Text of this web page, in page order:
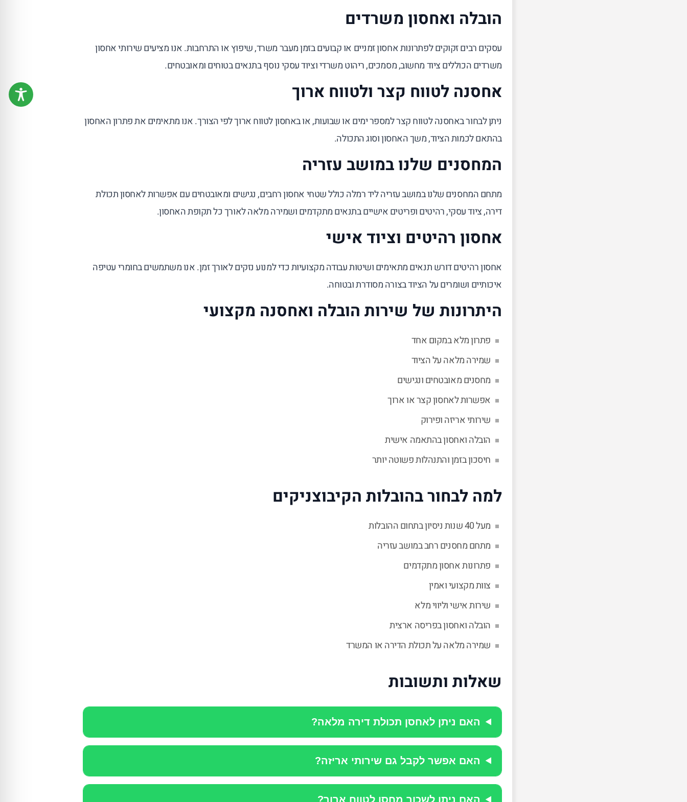
הובלה ואחסון משרדים
עסקים רבים זקוקים לפתרונות אחסון זמניים או קבועים בזמן מעבר משרד, שיפוץ או התרחבות. אנו מציעים שירותי אחסון
משרדים הכוללים ציוד מחשוב, מסמכים, ריהוט משרדי וציוד עסקי נוסף בתנאים בטוחים ומאובטחים.
אחסנה לטווח קצר ולטווח ארוך
ניתן לבחור באחסנה לטווח קצר למספר ימים או שבועות, או באחסון לטווח ארוך לפי הצורך. אנו מתאימים את פתרון האחסון
בהתאם לכמות הציוד, משך האחסון וסוג התכולה.
המחסנים שלנו במושב עזריה
מתחם המחסנים שלנו במושב עזריה ליד רמלה כולל שטחי אחסון רחבים, נגישים ומאובטחים עם אפשרות לאחסון תכולת
דירה, ציוד עסקי, רהיטים ופריטים אישיים בתנאים מתקדמים ושמירה מלאה לאורך כל תקופת האחסון.
אחסון רהיטים וציוד אישי
אחסון רהיטים דורש תנאים מתאימים ושיטות עבודה מקצועיות כדי למנוע נזקים לאורך זמן. אנו משתמשים בחומרי עטיפה
איכותיים ושומרים על הציוד בצורה מסודרת ובטוחה.
היתרונות של שירות הובלה ואחסנה מקצועי
פתרון מלא במקום אחד
שמירה מלאה על הציוד
מחסנים מאובטחים ונגישים
אפשרות לאחסון קצר או ארוך
שירותי אריזה ופירוק
הובלה ואחסון בהתאמה אישית
חיסכון בזמן והתנהלות פשוטה יותר
למה לבחור בהובלות הקיבוצניקים
מעל 40 שנות ניסיון בתחום ההובלות
מתחם מחסנים רחב במושב עזריה
פתרונות אחסון מתקדמים
צוות מקצועי ואמין
שירות אישי וליווי מלא
הובלה ואחסון בפריסה ארצית
שמירה מלאה על תכולת הדירה או המשרד
שאלות ותשובות
האם ניתן לאחסן תכולת דירה מלאה?
האם אפשר לקבל גם שירותי אריזה?
האם ניתן לשכור מחסן לטווח ארוך?